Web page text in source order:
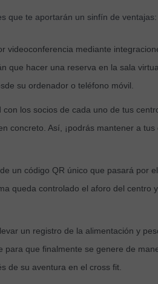
que te aportarán un sinfín de ventajas:
videoconferencia mediante
que hacer una reserva en la sala
su ordenador o teléfono móvil.
con los socios de cada uno de tus
concreto. Así, ¡podrás mantener a tus
un código QR único que pasará por
queda controlado el aforo del centro
un registro de la alimentación y
que finalmente se genere de
de su aventura en el cross fit.